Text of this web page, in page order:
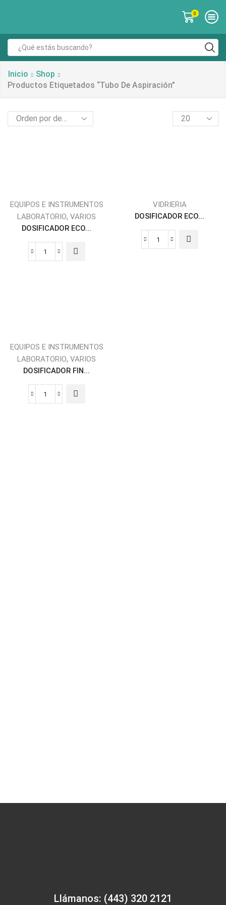
0
Inicio
Shop
Productos Etiquetados “tubo De Aspiración”
EQUIPOS E INSTRUMENTOS
LABORATORIO, VARIOS
DOSIFICADOR ECO...
VIDRIERIA
DOSIFICADOR ECO...
EQUIPOS E INSTRUMENTOS
LABORATORIO, VARIOS
DOSIFICADOR FIN...
Llámanos: (443) 320 2121